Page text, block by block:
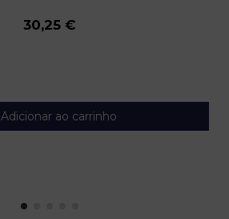
30,25 €
Adicionar ao carrinho